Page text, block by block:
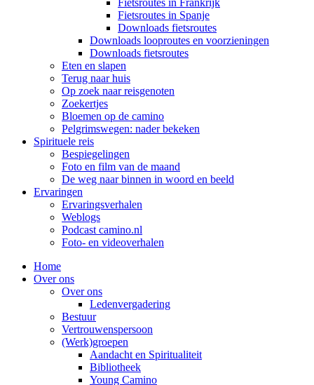
Fietsroutes in Frankrijk
Fietsroutes in Spanje
Downloads fietsroutes
Downloads looproutes en voorzieningen
Downloads fietsroutes
Eten en slapen
Terug naar huis
Op zoek naar reisgenoten
Zoekertjes
Bloemen op de camino
Pelgrimswegen: nader bekeken
Spirituele reis
Bespiegelingen
Foto en film van de maand
De weg naar binnen in woord en beeld
Ervaringen
Ervaringsverhalen
Weblogs
Podcast camino.nl
Foto- en videoverhalen
Home
Over ons
Over ons
Ledenvergadering
Bestuur
Vertrouwenspersoon
(Werk)groepen
Aandacht en Spiritualiteit
Bibliotheek
Young Camino